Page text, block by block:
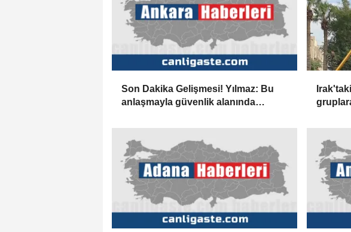
Son Dakika Gelişmesi! Yılmaz: Bu
anlaşmayla güvenlik alanında
ticaret, finans ve yatırım başta olmak
üzere ekonomik işbirliklerine de
ivme kazandırmasını bekliyoruz